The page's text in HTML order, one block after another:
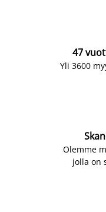
47
Yli 3600
Olemme
jolla on